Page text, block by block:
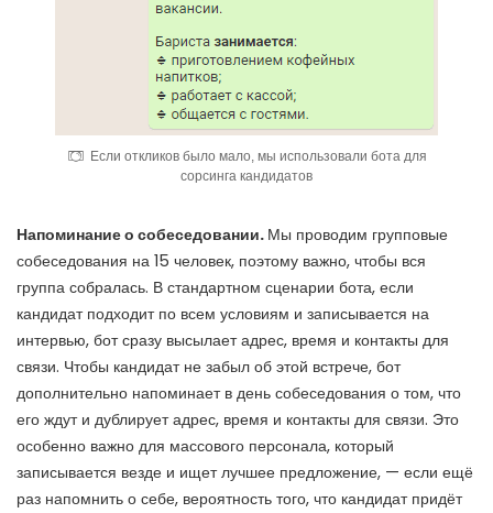
Если откликов было мало, мы использовали бота для
сорсинга кандидатов
Напоминание о собеседовании. Мы проводим групповые
собеседования на 15 человек, поэтому важно, чтобы вся
группа собралась. В стандартном сценарии бота, если
кандидат подходит по всем условиям и записывается на
интервью, бот сразу высылает адрес, время и контакты для
связи. Чтобы кандидат не забыл об этой встрече, бот
дополнительно напоминает в день собеседования о том, что
его ждут и дублирует адрес, время и контакты для связи. Это
особенно важно для массового персонала, который
записывается везде и ищет лучшее предложение, — если ещё
раз напомнить о себе, вероятность того, что кандидат придёт